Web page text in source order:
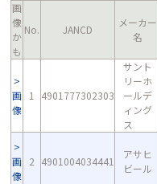
画
像
か
も
No. JANCD
メーカー
名
画
像
1 4901777302303
サント
リーホ
ールデ
ィング
ス
画
像
2 4901004034441
アサヒ
ビール